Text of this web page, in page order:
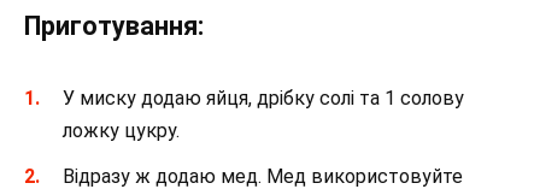
Приготування:
У миску додаю яйця, дрібку солі та 1 солову
ложку цукру.
Відразу ж додаю мед. Мед використовуйте